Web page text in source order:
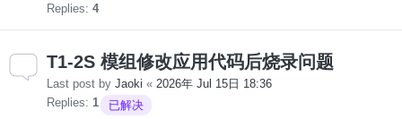
Replies: 4
T1-2S 模组修改应用代码后烧录问题
Last post by Jaoki « 2026年 Jul 15日 18:36
Replies: 1 已解决